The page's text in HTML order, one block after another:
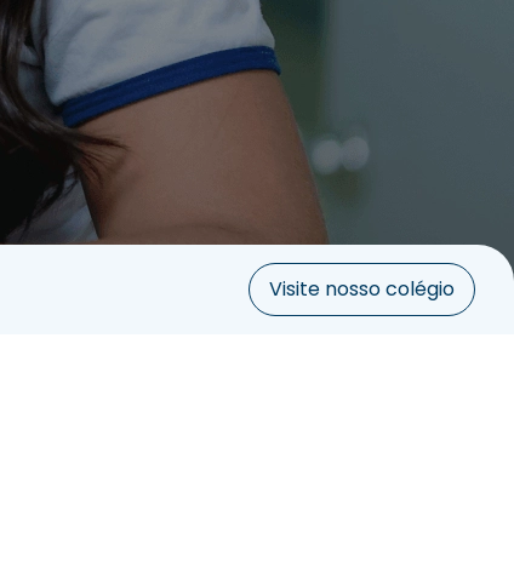
Visite nosso colégio